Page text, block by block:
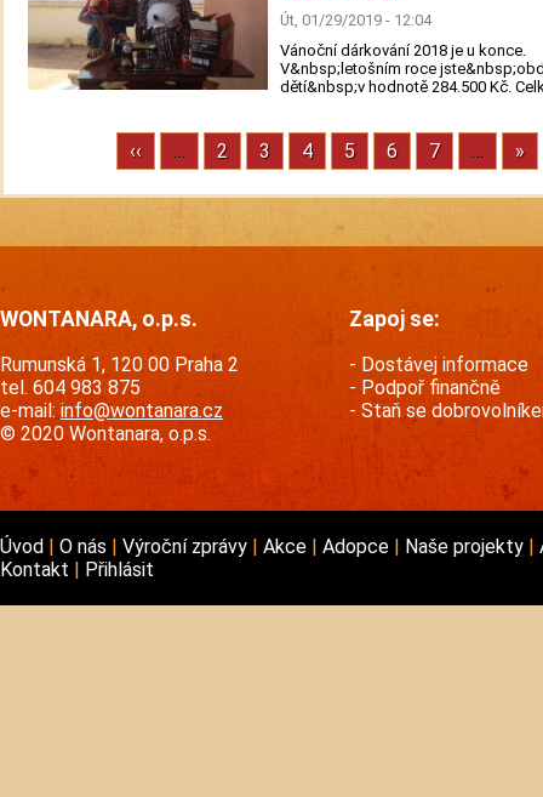
Út, 01/29/2019 - 12:04
Vánoční dárkování 2018 je u konce.
V&nbsp;letošním roce
dětí&nbsp;v hodnotě 284.500 Kč.
Pagination
Previous
page
‹‹ … Stránka
2 Stránka
3 Stránka
4 Stránka
5 Stránka
6 Stránka
7 … »
WONTANARA, o.p.s.
Rumunská 1, 120 00 Praha 2
tel. 604 983 875
e-mail: info@wontanara.cz
© 2020 Wontanara, o.p.s.
Zapoj se:
Dostávej informace
Podpoř finančně
Staň se
Úvod O nás Výroční zprávy Akce Adopce Naše projekty
Kontakt
Přihlásit